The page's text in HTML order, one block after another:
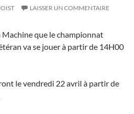
LAISSER UN COMMENTAIRE
Machine que le championnat
va se jouer à partir de 14H00
le vendredi 22 avril à partir de